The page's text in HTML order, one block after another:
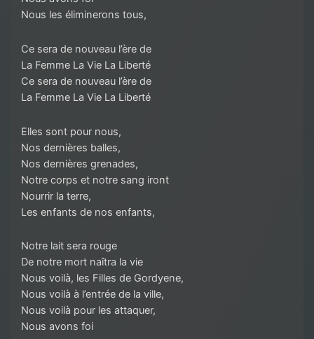
Nous les éliminerons tous,
Ce sera de nouveau l’ère de
La Femme La Vie La Liberté
Ce sera de nouveau l’ère de
La Femme La Vie La Liberté
Elles sont pour nous,
Nos dernières balles,
Nos dernières grenades,
Notre corps et notre sang iront
Nourrir la terre,
Les enfants de nos enfants,
Notre lait sera rouge
De notre mort naîtra la vie
Nous voilà, les Filles de Gordyene,
Nous voilà à l’entrée de la ville,
Nous voilà pour les attaquer,
Nous avons foi